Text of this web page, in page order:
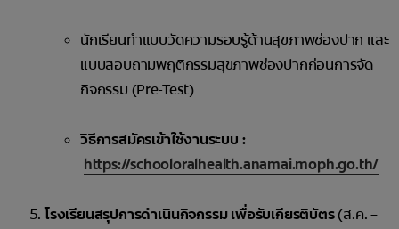
นักเรียนทำแบบวัดความรอบรู้ด้านสุขภาพช่องปาก และ
แบบสอบถามพฤติกรรมสุขภาพช่องปากก่อนการจัด
กิจกรรม (Pre-Test)
วิธีการสมัครเข้าใช้งานระบบ :
https://schooloralhealth.anamai.moph.go.th/
โรงเรียนสรุปการดำเนินกิจกรรม เพื่อรับเกียรติบัตร(ส.ค. –